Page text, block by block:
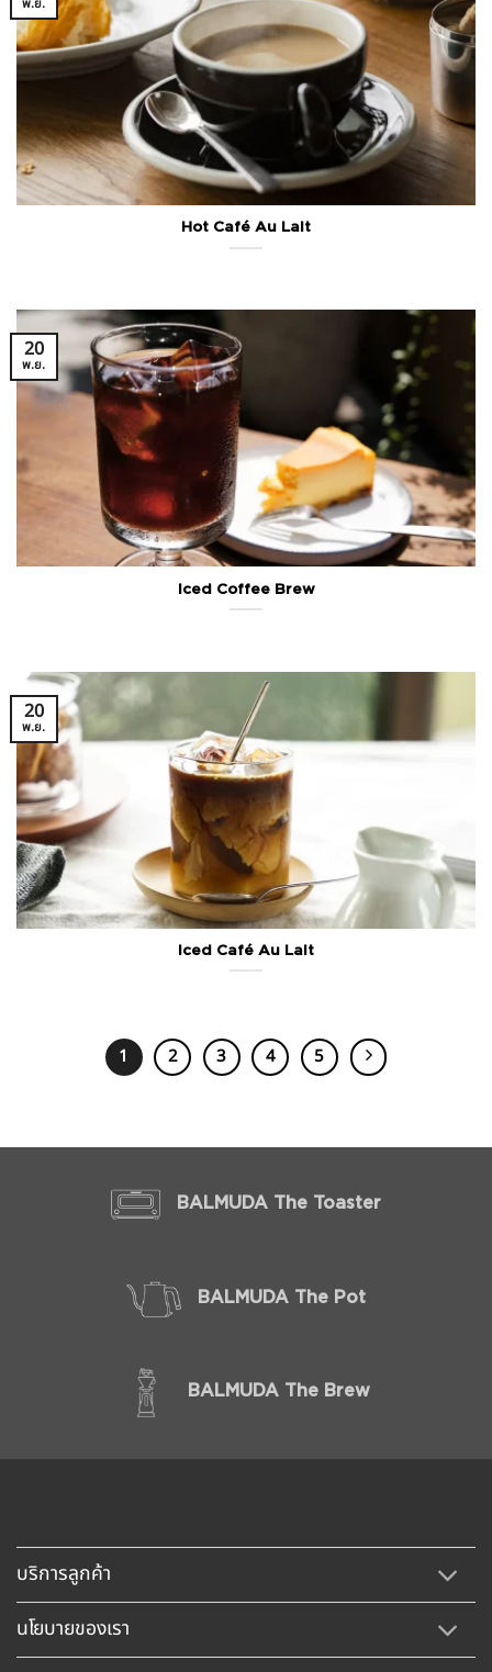
Hot Café Au Lait
พ.ย.
Iced Coffee Brew
20
พ.ย.
Iced Café Au Lait
20
พ.ย.
1 2 3 4 5
BALMUDA The Toaster
BALMUDA The Pot
BALMUDA The Brew
บริการลูกค้า
นโยบายของเรา